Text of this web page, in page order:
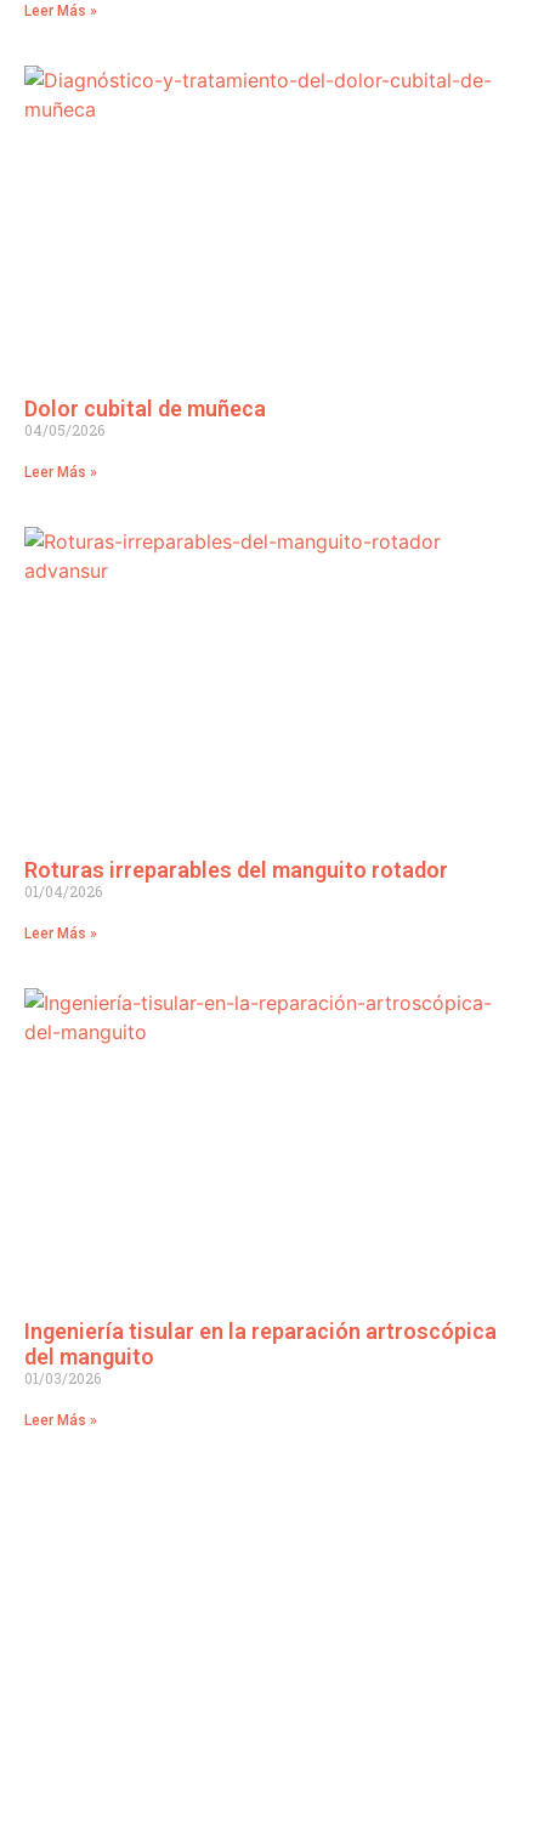
Leer Más »
Dolor cubital de muñeca
04/05/2026
Leer Más »
Roturas irreparables del manguito rotador
01/04/2026
Leer Más »
Ingeniería tisular en la reparación artroscópica
del manguito
01/03/2026
Leer Más »